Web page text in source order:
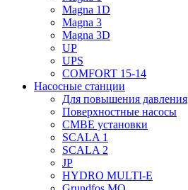
Magna 1D
Magna 3
Magna 3D
UP
UPS
COMFORT 15-14
Насосные станции
Для повышения давления
Поверхностные насосы
CMBE установки
SCALA 1
SCALA 2
JP
HYDRO MULTI-E